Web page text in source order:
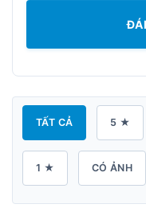
TẤT CẢ 5 ★
1 ★ CÓ ẢNH